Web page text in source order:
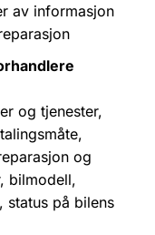
av informasjon
og tjenester,
og
bilmodell,
status på bilens